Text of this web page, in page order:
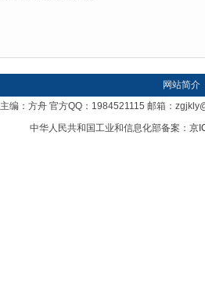
网站简介
主编：方舟 官方QQ：1984521115 邮箱：
中华人民共和国工业和信息化部备案： 京